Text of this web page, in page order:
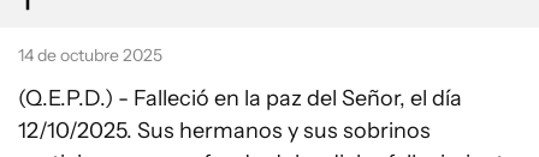
14 de octubre 2025
(Q.E.P.D.) - Falleció en la paz del Señor, el día
12/10/2025. Sus hermanos y sus sobrinos